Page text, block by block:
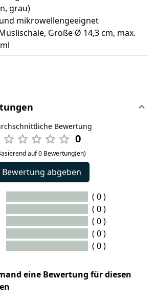
grau)
mikrowellengeeignet
Größe Ø 14,3 cm, max.
Bewertung
0
auf 0 Bewertung(en)
Bewertung abgeben
( 0 )
( 0 )
( 0 )
( 0 )
( 0 )
eine Bewertung für diesen